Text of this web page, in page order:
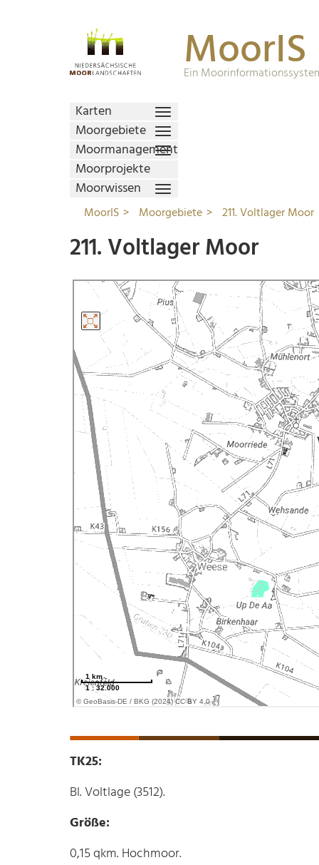
MoorIS
Ein
Karten
Moorgebiete
Moormanagement
Moorprojekte
Moorwissen
MoorIS Moorgebiete 211. Voltlager Moor
211. Voltlager Moor
TK25:
Bl. Voltlage (3512).
Größe:
0,15 qkm. Hochmoor.